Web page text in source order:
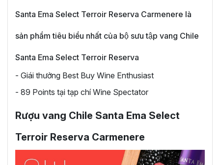
Santa Ema Select Terroir Reserva Carmenere là
sản phẩm tiêu biểu nhất của bộ sưu tập vang Chile
Santa Ema Select Terroir Reserva
- Giái thưởng Best Buy Wine Enthusiast
- 89 Points tại tạp chí Wine Spectator
Rượu vang Chile Santa Ema Select
Terroir Reserva Carmenere